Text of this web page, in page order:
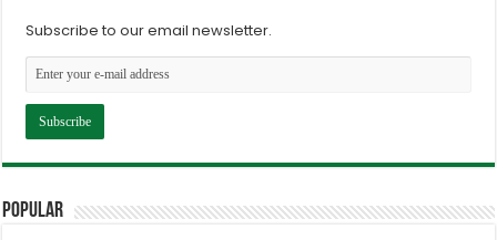
Subscribe to our email newsletter.
Popular